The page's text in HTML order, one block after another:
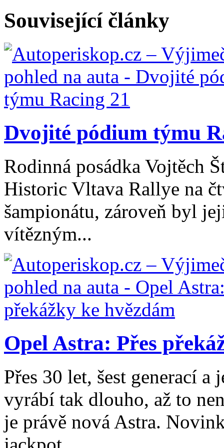
Související články
Dvojité pódium týmu
Rodinná posádka Vojtěch
Historic Vltava Rallye na
šampionátu, zároveň byl
vítězným...
Opel Astra: Přes
Přes 30 let, šest generací a
vyrábí tak dlouho, až to
je právě nová Astra.